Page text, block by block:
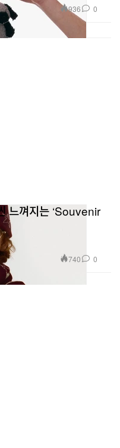
936 0
느껴지는 ‘Souvenir
740 0